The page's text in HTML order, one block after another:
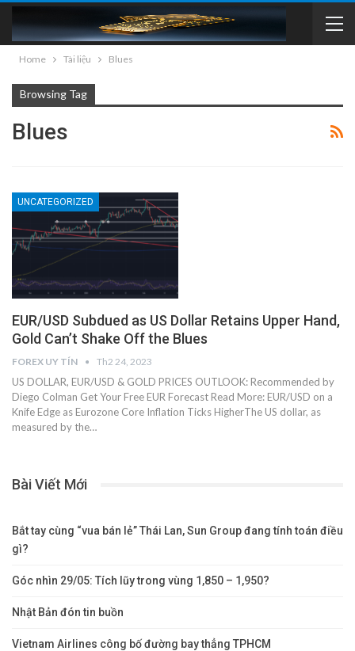
Home Tài liệu Blues
Browsing Tag
Blues
UNCATEGORIZED
EUR/USD Subdued as US Dollar Retains Upper Hand,
Gold Can’t Shake Off the Blues
FOREX UY TÍN Th2 24, 2023
US DOLLAR, EUR/USD & GOLD PRICES OUTLOOK: Recommended by
Diego Colman Get Your Free EUR Forecast Read More: EUR/USD on a
Knife Edge as Eurozone Core Inflation Ticks HigherThe US dollar, as
measured by the…
Bài Viết Mới
Bắt tay cùng “vua bán lẻ” Thái Lan, Sun Group đang tính toán điều
gì?
Góc nhìn 29/05: Tích lũy trong vùng 1,850 – 1,950?
Nhật Bản đón tin buồn
Vietnam Airlines công bố đường bay thẳng TPHCM